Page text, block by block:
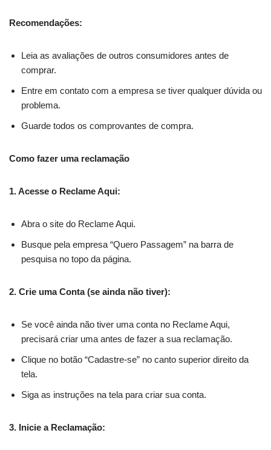
Recomendações:
Leia as avaliações de outros consumidores antes de
comprar.
Entre em contato com a empresa se tiver qualquer dúvida ou
problema.
Guarde todos os comprovantes de compra.
Como fazer uma reclamação
1. Acesse o Reclame Aqui:
Abra o site do Reclame Aqui.
Busque pela empresa “Quero Passagem” na barra de
pesquisa no topo da página.
2. Crie uma Conta (se ainda não tiver):
Se você ainda não tiver uma conta no Reclame Aqui,
precisará criar uma antes de fazer a sua reclamação.
Clique no botão “Cadastre-se” no canto superior direito da
tela.
Siga as instruções na tela para criar sua conta.
3. Inicie a Reclamação: